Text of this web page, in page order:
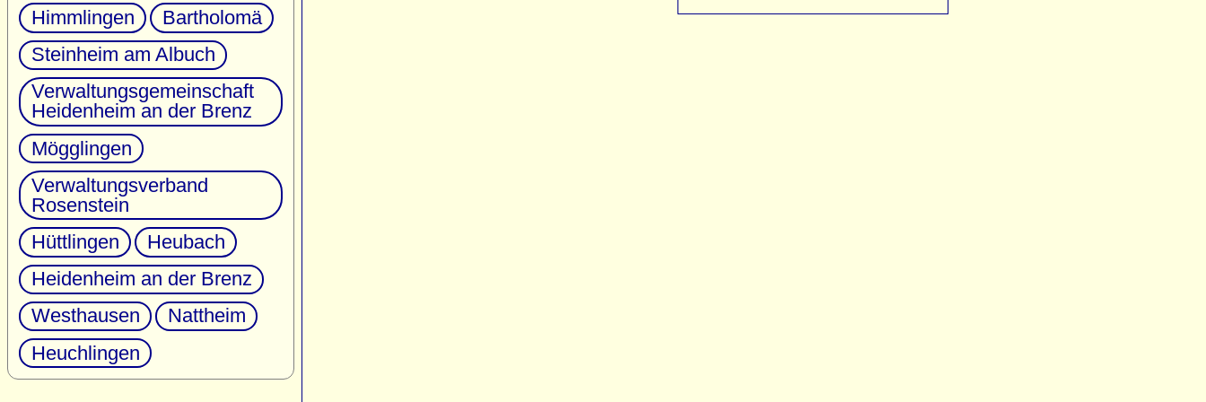
Himmlingen
Bartholomä
Steinheim am Albuch
Verwaltungsgemeinschaft
Heidenheim an der Brenz
Mögglingen
Verwaltungsverband
Rosenstein
Hüttlingen
Heubach
Heidenheim an der Brenz
Westhausen
Nattheim
Heuchlingen